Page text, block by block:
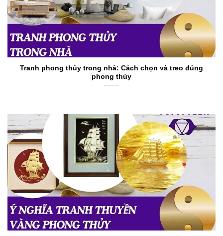
Tranh phong thủy trong nhà: Cách chọn và treo đúng
phong thủy